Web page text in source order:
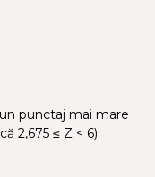
punctaj mai mare
2,675 ≤ Z < 6)